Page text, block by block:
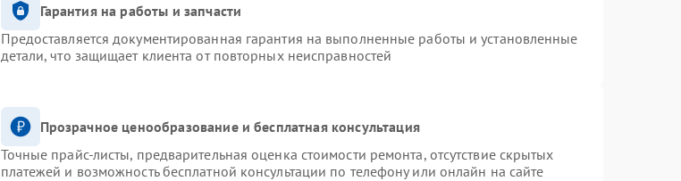
Гарантия на работы и запчасти
Предоставляется документированная гарантия на выполненные работы и установленные
детали, что защищает клиента от повторных неисправностей
Прозрачное ценообразование и бесплатная консультация
Точные прайс-листы, предварительная оценка стоимости ремонта, отсутствие скрытых
платежей и возможность бесплатной консультации по телефону или онлайн на сайте